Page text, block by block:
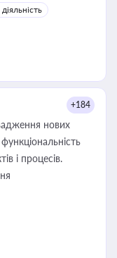
+184
нових
і процесів.